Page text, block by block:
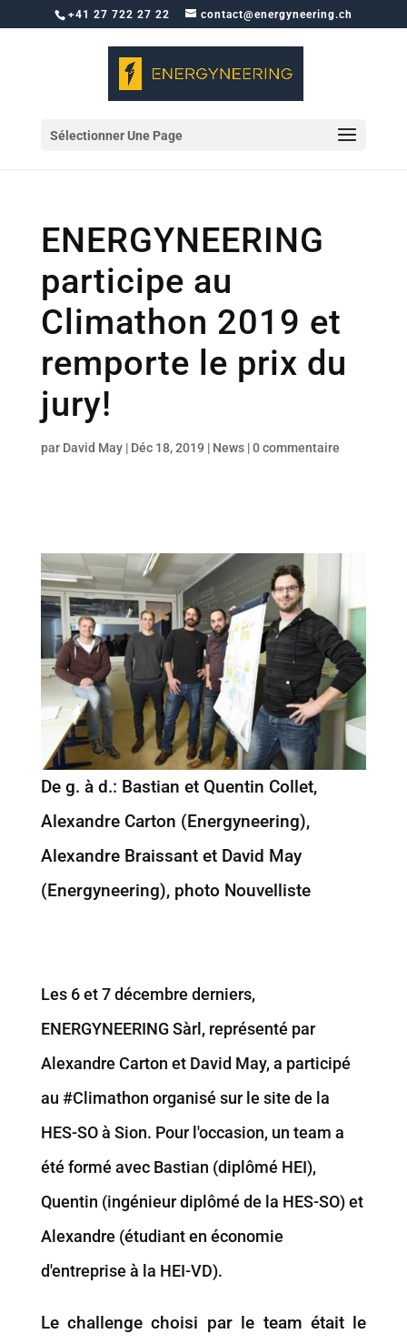
+41 27 722 27 22 contact@energyneering.ch
Sélectionner Une Page
ENERGYNEERING
participe au
Climathon 2019 et
remporte le prix du
jury!
par David May| Déc 18, 2019 | News|0 commentaire
De g. à d.: Bastian et Quentin Collet,
Alexandre Carton (Energyneering),
Alexandre Braissant et David May
(Energyneering), photo Nouvelliste
Les 6 et 7 décembre derniers,
ENERGYNEERING Sàrl, représenté par
Alexandre Carton et David May, a participé
au #Climathon organisé sur le site de la
HES-SO à Sion. Pour l'occasion, un team a
été formé avec Bastian (diplômé HEI),
Quentin (ingénieur diplômé de la HES-SO) et
Alexandre (étudiant en économie
d'entreprise à la HEI-VD).
Le challenge choisi par le team était le